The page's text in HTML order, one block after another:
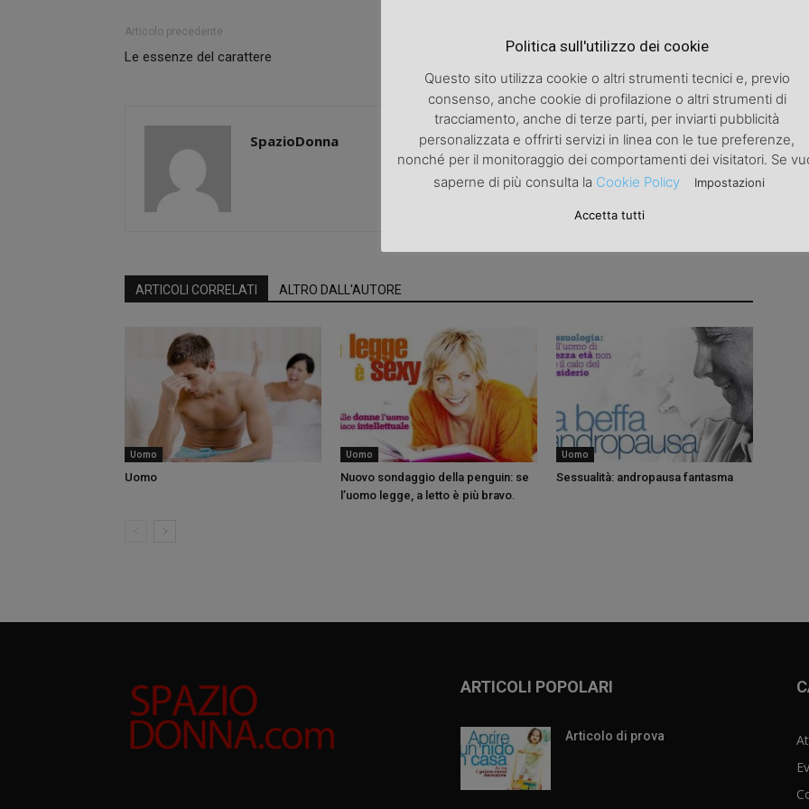
Articolo precedente
Le essenze del carattere Yoga: ha cinquemila anni, ma piace ancora
SpazioDonna
ARTICOLI CORRELATI ALTRO DALL'AUTORE
Uomo
Uomo
Uomo
Nuovo sondaggio della penguin: se
l’uomo legge, a letto è più bravo.
Uomo
Sessualità: andropausa fantasma
ARTICOLI POPOLARI
Articolo di prova
Politica sull'utilizzo dei cookie
Questo sito utilizza cookie o altri strumenti tecnici e, previo
consenso, anche cookie di profilazione o altri strumenti di
tracciamento, anche di terze parti, per inviarti pubblicità
personalizzata e offrirti servizi in linea con le tue preferenze,
nonché per il monitoraggio dei comportamenti dei visitatori. Se
saperne di più consulta la Cookie Policy Impostazioni
Accetta tutti